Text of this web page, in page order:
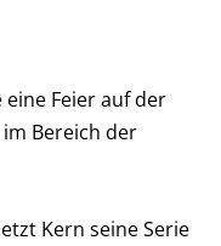
eine Feier auf der
Bereich der
Kern seine Serie